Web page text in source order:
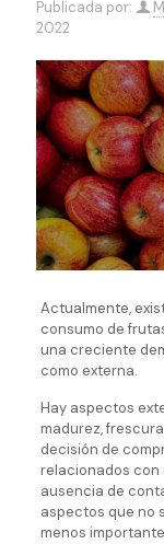
Publicada por:
2022
Actualmente,
consumo de
una creciente
como externa.
Hay aspectos
madurez,
decisión de
relacionados con
ausencia de
aspectos que no
menos